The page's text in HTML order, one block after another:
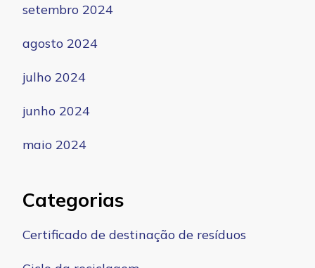
setembro 2024
agosto 2024
julho 2024
junho 2024
maio 2024
Categorias
Certificado de destinação de resíduos